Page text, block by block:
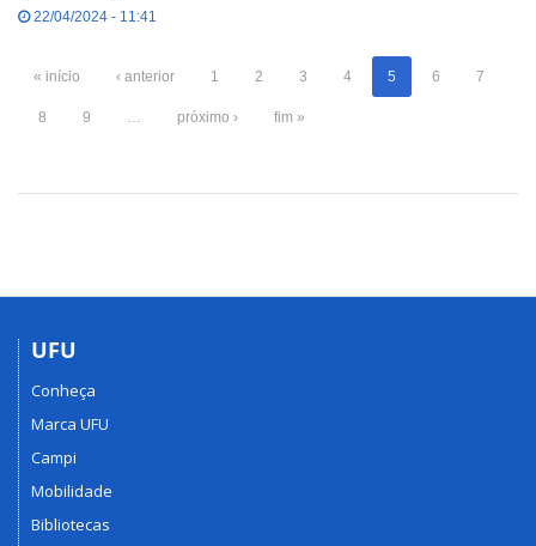
22/04/2024 - 11:41
« início ‹ anterior 1 2 3 4 5 6 7
8 9 … próximo › fim »
UFU
Conheça
Marca UFU
Campi
Mobilidade
Bibliotecas